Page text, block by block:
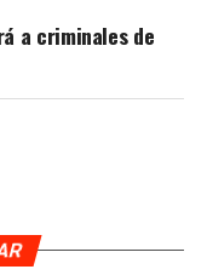
a criminales de